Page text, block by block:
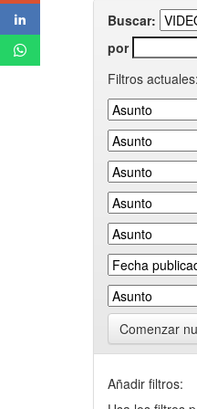
Buscar:
por
Filtros actuales:
Comenzar
Añadir filtros: